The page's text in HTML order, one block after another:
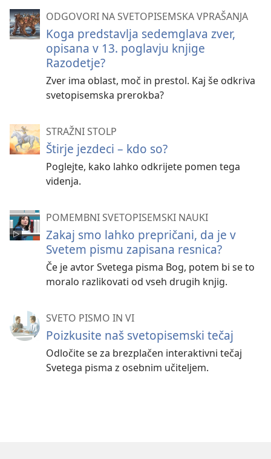
ODGOVORI NA SVETOPISEMSKA VPRAŠANJA
Koga predstavlja sedemglava zver,
opisana v 13. poglavju knjige
Razodetje?
Zver ima oblast, moč in prestol. Kaj še odkriva
svetopisemska prerokba?
STRAŽNI STOLP
Štirje jezdeci – kdo so?
Poglejte, kako lahko odkrijete pomen tega
videnja.
POMEMBNI SVETOPISEMSKI NAUKI
Zakaj smo lahko prepričani, da je v
Svetem pismu zapisana resnica?
Če je avtor Svetega pisma Bog, potem bi se to
moralo razlikovati od vseh drugih knjig.
SVETO PISMO IN VI
Poizkusite naš svetopisemski tečaj
Odločite se za brezplačen interaktivni tečaj
Svetega pisma z osebnim učiteljem.